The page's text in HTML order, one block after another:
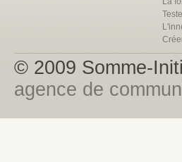
© 2009 Somme-
agence de